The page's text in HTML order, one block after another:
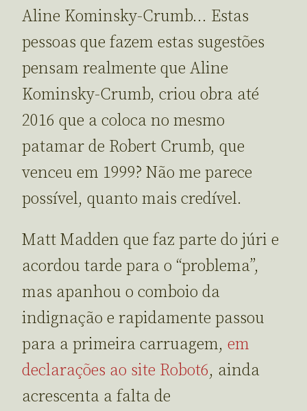
Aline Kominsky-Crumb… Estas
pessoas que fazem estas sugestões
pensam realmente que Aline
Kominsky-Crumb, criou obra até
2016 que a coloca no mesmo
patamar de Robert Crumb, que
venceu em 1999? Não me parece
possível, quanto mais credível.
Matt Madden que faz parte do júri e
acordou tarde para o “problema”,
mas apanhou o comboio da
indignação e rapidamente passou
para a primeira carruagem, em
declarações ao site Robot6, ainda
acrescenta a falta de